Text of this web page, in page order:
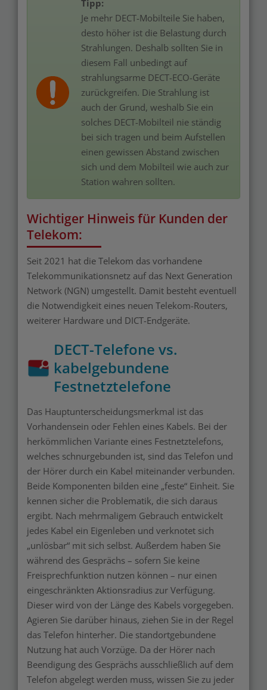
Tipp:
Je mehr DECT-Mobilteile Sie haben,
desto höher ist die Belastung durch
Strahlungen. Deshalb sollten Sie in
diesem Fall unbedingt auf
strahlungsarme DECT-ECO-Geräte
zurückgreifen. Die Strahlung ist
auch der Grund, weshalb Sie ein
solches DECT-Mobilteil nie ständig
bei sich tragen und beim Aufstellen
einen gewissen Abstand zwischen
sich und dem Mobilteil wie auch zur
Station wahren sollten.
Wichtiger Hinweis für Kunden der
Telekom:
Seit 2021 hat die Telekom das vorhandene
Telekommunikationsnetz auf das Next Generation
Network (NGN) umgestellt. Damit besteht eventuell
die Notwendigkeit eines neuen Telekom-Routers,
weiterer Hardware und DICT-Endgeräte.
DECT-Telefone vs.
kabelgebundene
Festnetztelefone
Das Hauptunterscheidungsmerkmal ist das
Vorhandensein oder Fehlen eines Kabels. Bei der
herkömmlichen Variante eines Festnetztelefons,
welches schnurgebunden ist, sind das Telefon und
der Hörer durch ein Kabel miteinander verbunden.
Beide Komponenten bilden eine „feste“ Einheit. Sie
kennen sicher die Problematik, die sich daraus
ergibt. Nach mehrmaligem Gebrauch entwickelt
jedes Kabel ein Eigenleben und verknotet sich
„unlösbar“ mit sich selbst. Außerdem haben Sie
während des Gesprächs – sofern Sie keine
Freisprechfunktion nutzen können – nur einen
eingeschränkten Aktionsradius zur Verfügung.
Dieser wird von der Länge des Kabels vorgegeben.
Agieren Sie darüber hinaus, ziehen Sie in der Regel
das Telefon hinterher. Die standortgebundene
Nutzung hat auch Vorzüge. Da der Hörer nach
Beendigung des Gesprächs ausschließlich auf dem
Telefon abgelegt werden muss, wissen Sie zu jeder